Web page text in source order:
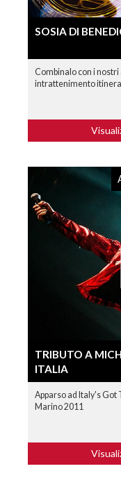
SOSIA DI
Combinalo con i
intrattenimento
TRIBUTO A
ITALIA
Apparso ad Italy's Got
Marino 2011